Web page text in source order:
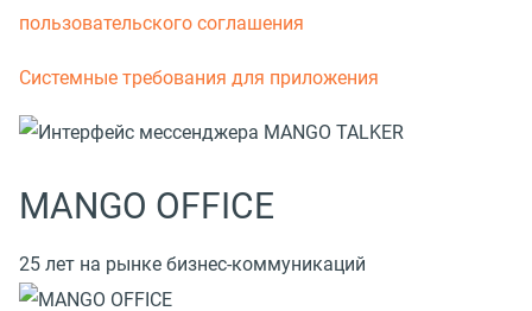
пользовательского соглашения
Системные требования для приложения
MANGO OFFICE
25 лет на рынке бизнес-коммуникаций